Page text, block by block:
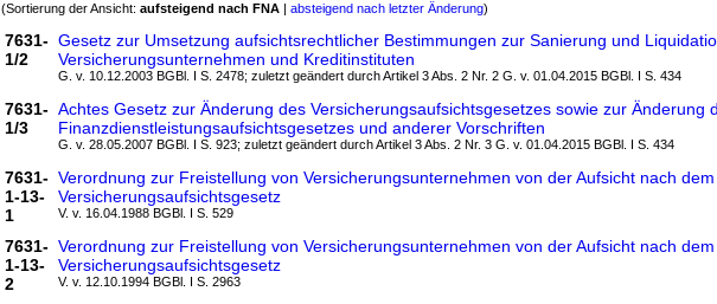
(Sortierung der Ansicht: aufsteigend nach FNA | absteigend nach letzter Änderung)
7631-
1/2
Gesetz zur Umsetzung aufsichtsrechtlicher Bestimmungen zur Sanierung und
Versicherungsunternehmen und Kreditinstituten
G. v. 10.12.2003 BGBl. I S. 2478; zuletzt geändert durch Artikel 3 Abs. 2 Nr. 2 G. v. 01.04.2015 BGBl. I S. 434
7631-
1/3
Achtes Gesetz zur Änderung des Versicherungsaufsichtsgesetzes sowie zur Änderung
Finanzdienstleistungsaufsichtsgesetzes und anderer Vorschriften
G. v. 28.05.2007 BGBl. I S. 923; zuletzt geändert durch Artikel 3 Abs. 2 Nr. 3 G. v. 01.04.2015 BGBl. I S. 434
7631-
1-13-
1
Verordnung zur Freistellung von Versicherungsunternehmen von der Aufsicht nach dem
Versicherungsaufsichtsgesetz
V. v. 16.04.1988 BGBl. I S. 529
7631-
1-13-
2
Verordnung zur Freistellung von Versicherungsunternehmen von der Aufsicht nach dem
Versicherungsaufsichtsgesetz
V. v. 12.10.1994 BGBl. I S. 2963